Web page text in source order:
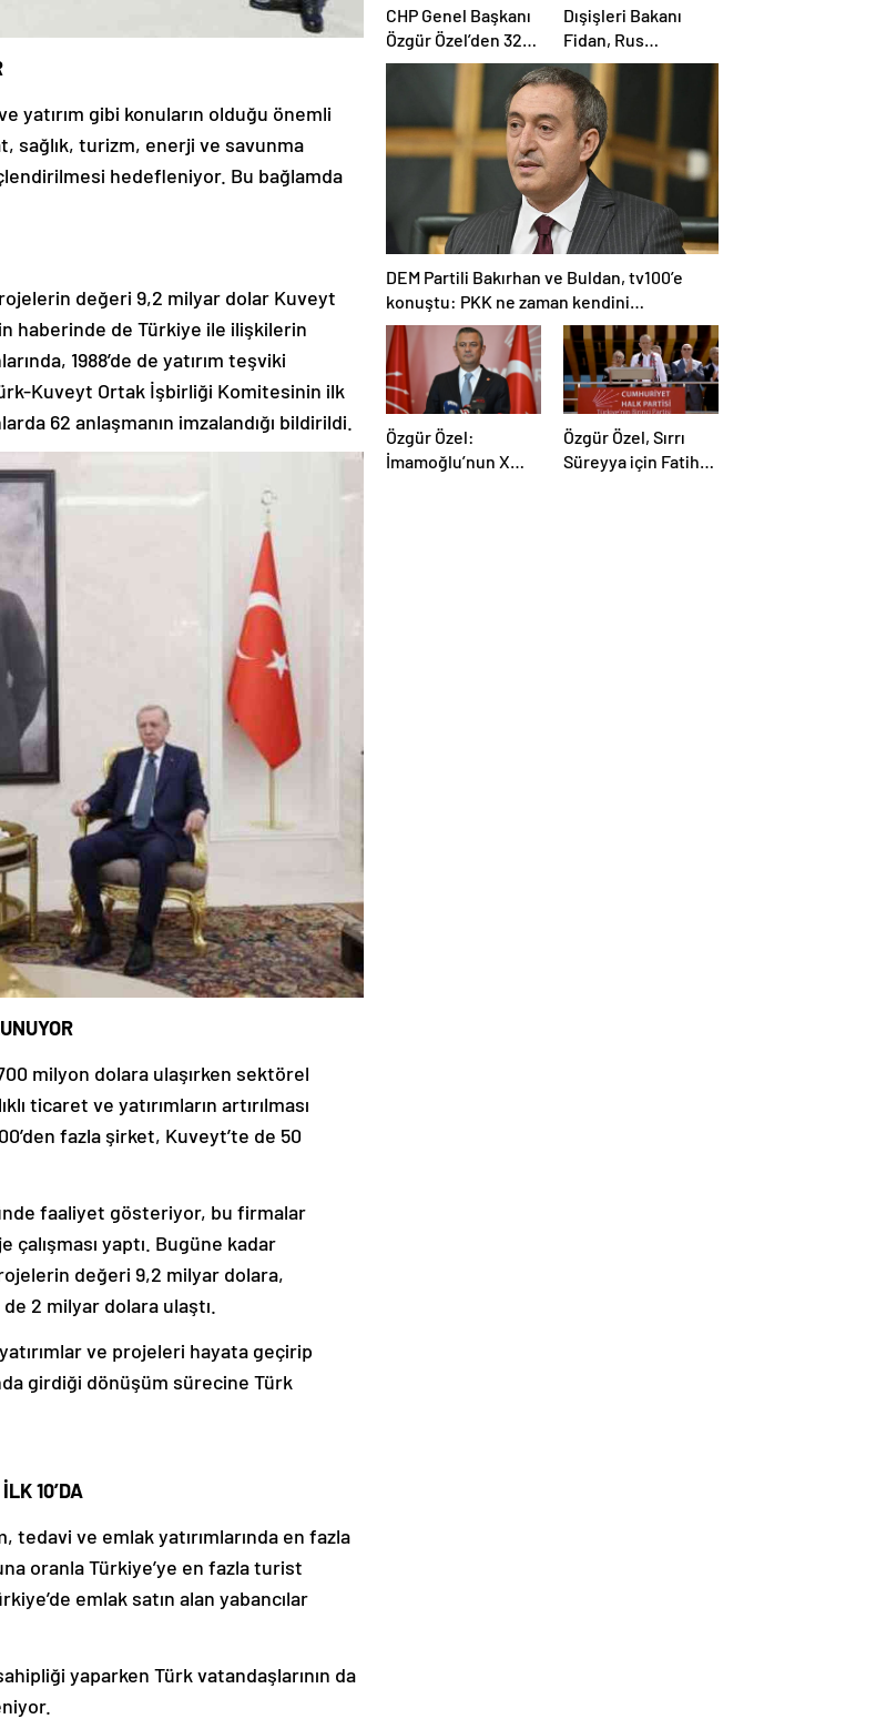
yatırım gibi konuların olduğu önemli
sağlık, turizm, enerji ve savunma
hedefleniyor. Bu bağlamda
değeri 9,2 milyar dolar Kuveyt
haberinde de Türkiye ile ilişkilerin
1988’de de yatırım teşviki
Kuveyt Ortak İşbirliği Komitesinin ilk
62 anlaşmanın imzalandığı bildirildi.
milyon dolara ulaşırken sektörel
ticaret ve yatırımların artırılması
fazla şirket, Kuveyt’te de 50
faaliyet gösteriyor, bu firmalar
çalışması yaptı. Bugüne kadar
değeri 9,2 milyar dolara,
de 2 milyar dolara ulaştı.
ve projeleri hayata geçirip
girdiği dönüşüm sürecine Türk
10’DA
ve emlak yatırımlarında en fazla
oranla Türkiye’ye en fazla turist
emlak satın alan yabancılar
yaparken Türk vatandaşlarının da
CHP Genel Başkanı
Özgür Özel’den 32
anneye tebrik
Dışişleri Bakanı
Fidan, Rus
mevkidaşı Lavrov’la
görüştü
DEM Partili Bakırhan ve Buldan, tv100’e
konuştu: PKK ne zaman kendini
feshedecek
Özgür Özel:
İmamoğlu’nun X
Özgür Özel, Sırrı
Süreyya için Fatiha